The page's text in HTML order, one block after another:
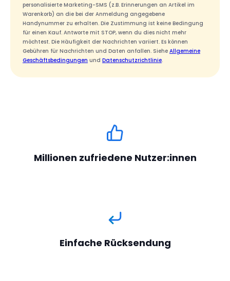
personalisierte Marketing-SMS (z.B. Erinnerungen an Artikel im
Warenkorb) an die bei der Anmeldung angegebene
Handynummer zu erhalten. Die Zustimmung ist keine Bedingung
für einen Kauf. Antworte mit STOP, wenn du dies nicht mehr
möchtest. Die Häufigkeit der Nachrichten variiert. Es können
Gebühren für Nachrichten und Daten anfallen. Siehe Allgemeine
Geschäftsbedingungen und Datenschutzrichtlinie.
Millionen zufriedene Nutzer:innen
Einfache Rücksendung